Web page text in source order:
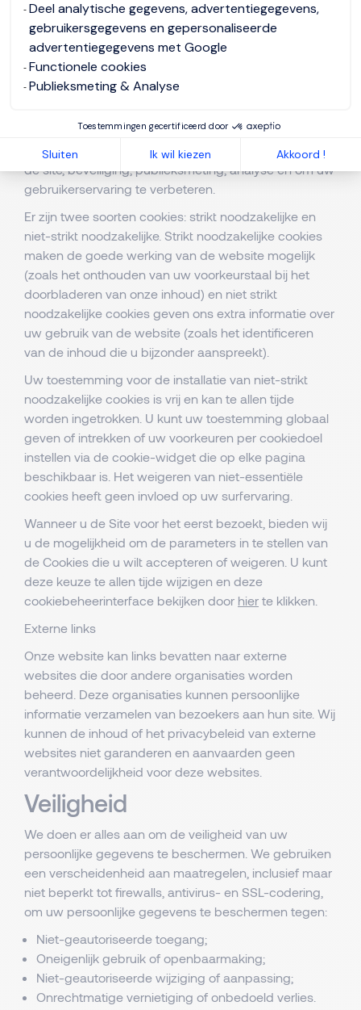
Deel analytische gegevens, advertentiegegevens,
gebruikersgegevens en gepersonaliseerde
advertentiegegevens met Google
Functionele cookies
Publieksmeting & Analyse
Toestemmingen gecertificeerd door
Sluiten Ik wil kiezen Akkoord !
diensten aan te bieden, zowel aan klanten als aan
individuen;
Om onze nevendiensten te verzorgen.
Bezoekers van onze website
Deze website gebruikt cookies voor de werking van
de site, beveiliging, publieksmeting, analyse en om uw
gebruikerservaring te verbeteren.
Er zijn twee soorten cookies: strikt noodzakelijke en
niet-strikt noodzakelijke. Strikt noodzakelijke cookies
maken de goede werking van de website mogelijk
(zoals het onthouden van uw voorkeurstaal bij het
doorbladeren van onze inhoud) en niet strikt
noodzakelijke cookies geven ons extra informatie over
uw gebruik van de website (zoals het identificeren
van de inhoud die u bijzonder aanspreekt).
Uw toestemming voor de installatie van niet-strikt
noodzakelijke cookies is vrij en kan te allen tijde
worden ingetrokken. U kunt uw toestemming globaal
geven of intrekken of uw voorkeuren per cookiedoel
instellen via de cookie-widget die op elke pagina
beschikbaar is. Het weigeren van niet-essentiële
cookies heeft geen invloed op uw surfervaring.
Wanneer u de Site voor het eerst bezoekt, bieden wij
u de mogelijkheid om de parameters in te stellen van
de Cookies die u wilt accepteren of weigeren. U kunt
deze keuze te allen tijde wijzigen en deze
cookiebeheerinterface bekijken door hier te klikken.
Externe links
Onze website kan links bevatten naar externe
websites die door andere organisaties worden
beheerd. Deze organisaties kunnen persoonlijke
informatie verzamelen van bezoekers aan hun site. Wij
kunnen de inhoud of het privacybeleid van externe
websites niet garanderen en aanvaarden geen
verantwoordelijkheid voor deze websites.
Veiligheid
We doen er alles aan om de veiligheid van uw
persoonlijke gegevens te beschermen. We gebruiken
een verscheidenheid aan maatregelen, inclusief maar
niet beperkt tot firewalls, antivirus- en SSL-codering,
om uw persoonlijke gegevens te beschermen tegen:
Niet-geautoriseerde toegang;
Oneigenlijk gebruik of openbaarmaking;
Niet-geautoriseerde wijziging of aanpassing;
Onrechtmatige vernietiging of onbedoeld verlies.